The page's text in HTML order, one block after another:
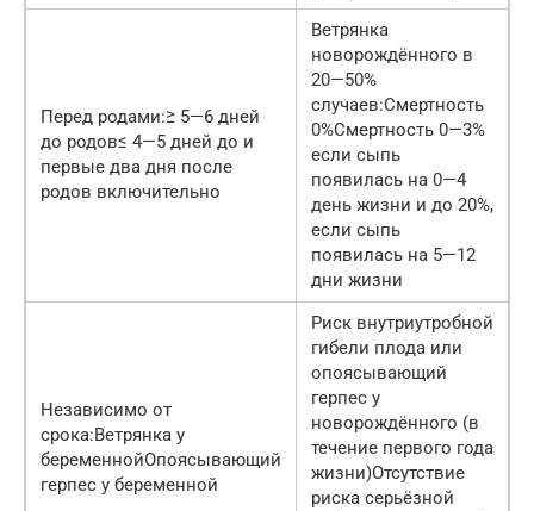
Перед родами:≥ 5—6 дней
до родов≤ 4—5 дней до и
первые два дня после
родов включительно
Ветрянка
новорождённого в
20—50%
случаев:Смертность
0%Смертность 0—3%
если сыпь
появилась на 0—4
день жизни и до 20%,
если сыпь
появилась на 5—12
дни жизни
Независимо от
срока:Ветрянка у
беременнойОпоясывающий
герпес у беременной
Риск внутриутробной
гибели плода или
опоясывающий
герпес у
новорождённого (в
течение первого года
жизни)Отсутствие
риска серьёзной